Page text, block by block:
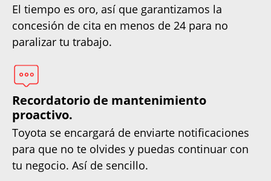
El tiempo es oro, así que garantizamos la
concesión de cita en menos de 24 para no
paralizar tu trabajo.
Recordatorio de mantenimiento
proactivo.
Toyota se encargará de enviarte notificaciones
para que no te olvides y puedas continuar con
tu negocio. Así de sencillo.